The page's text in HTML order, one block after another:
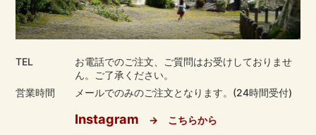
TEL
お電話でのご注文、ご質問はお受けしておりませ
ん。ご了承ください。
営業時間
メールでのみのご注文となります。(24時間受付)
Instagram → こちらから